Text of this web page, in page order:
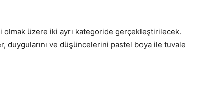
olmak üzere iki ayrı kategoride gerçekleştirilecek.
duygularını ve düşüncelerini pastel boya ile tuvale